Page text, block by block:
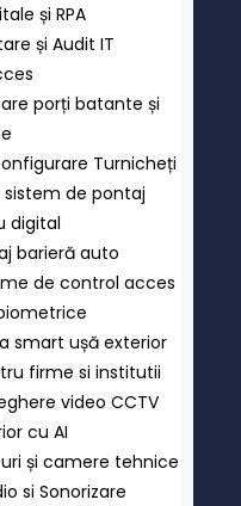
și RPA
și Audit IT
porți batante și
Turnicheți
sistem de pontaj
digital
barieră auto
de control acces
smart ușă exterior
firme si institutii
video CCTV
cu AI
și camere tehnice
si Sonorizare